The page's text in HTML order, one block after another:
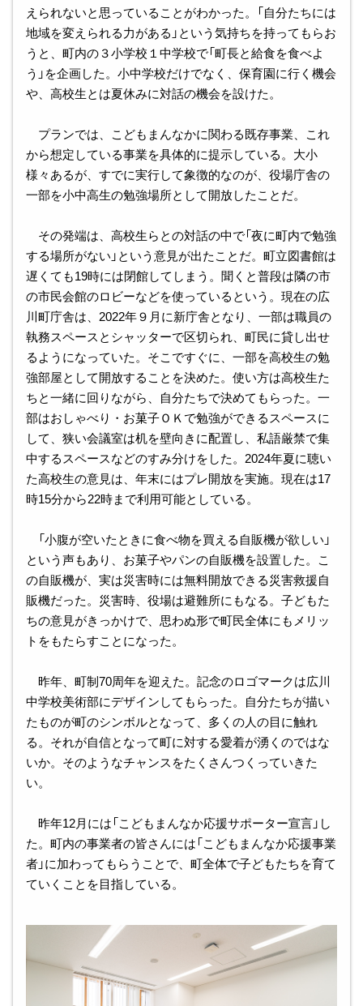
えられないと思っていることがわかった。「自分たちには
地域を変えられる力がある」という気持ちを持ってもらお
うと、町内の３小学校１中学校で「町長と給食を食べよ
う」を企画した。小中学校だけでなく、保育園に行く機会
や、高校生とは夏休みに対話の機会を設けた。
プランでは、こどもまんなかに関わる既存事業、これ
から想定している事業を具体的に提示している。大小
様々あるが、すでに実行して象徴的なのが、役場庁舎の
一部を小中高生の勉強場所として開放したことだ。
その発端は、高校生らとの対話の中で「夜に町内で勉強
する場所がない」という意見が出たことだ。町立図書館は
遅くても19時には閉館してしまう。聞くと普段は隣の市
の市民会館のロビーなどを使っているという。現在の広
川町庁舎は、2022年９月に新庁舎となり、一部は職員の
執務スペースとシャッターで区切られ、町民に貸し出せ
るようになっていた。そこですぐに、一部を高校生の勉
強部屋として開放することを決めた。使い方は高校生た
ちと一緒に回りながら、自分たちで決めてもらった。一
部はおしゃべり・お菓子ＯＫで勉強ができるスペースに
して、狭い会議室は机を壁向きに配置し、私語厳禁で集
中するスペースなどのすみ分けをした。2024年夏に聴い
た高校生の意見は、年末にはプレ開放を実施。現在は17
時15分から22時まで利用可能としている。
「小腹が空いたときに食べ物を買える自販機が欲しい」
という声もあり、お菓子やパンの自販機を設置した。こ
の自販機が、実は災害時には無料開放できる災害救援自
販機だった。災害時、役場は避難所にもなる。子どもた
ちの意見がきっかけで、思わぬ形で町民全体にもメリッ
トをもたらすことになった。
昨年、町制70周年を迎えた。記念のロゴマークは広川
中学校美術部にデザインしてもらった。自分たちが描い
たものが町のシンボルとなって、多くの人の目に触れ
る。それが自信となって町に対する愛着が湧くのではな
いか。そのようなチャンスをたくさんつくっていきた
い。
昨年12月には「こどもまんなか応援サポーター宣言」し
た。町内の事業者の皆さんには「こどもまんなか応援事業
者」に加わってもらうことで、町全体で子どもたちを育て
ていくことを目指している。